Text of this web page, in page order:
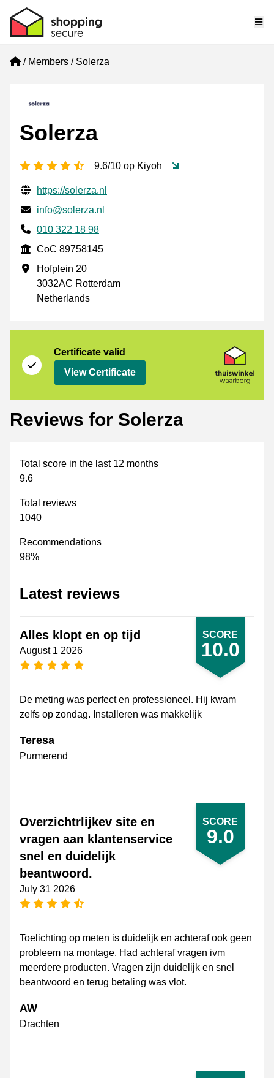
Home
Members Solerza
Solerza
4.5 stars
9.6/10 op Kiyoh
Verified contact information
Website URL
https://solerza.nl
Email
info@solerza.nl
Phone number
010 322 18 98
CoC
CoC 89758145
Business address
Hofplein 20
3032AC Rotterdam
Netherlands
Certificate valid
View Certificate
Reviews for Solerza
Total score in the last 12 months
9.6
Total reviews
1040
Recommendations
98%
Latest reviews
SCORE
10.0
Alles klopt en op tijd
August 1 2026
5 stars
De meting was perfect en professioneel. Hij kwam
zelfs op zondag. Installeren was makkelijk
Teresa
Purmerend
SCORE
9.0
Overzichtrlijkev site en
vragen aan klantenservice
snel en duidelijk
beantwoord.
July 31 2026
4.5 stars
Toelichting op meten is duidelijk en achteraf ook geen
probleem na montage. Had achteraf vragen ivm
meerdere producten. Vragen zijn duidelijk en snel
beantwoord en terug betaling was vlot.
AW
Drachten